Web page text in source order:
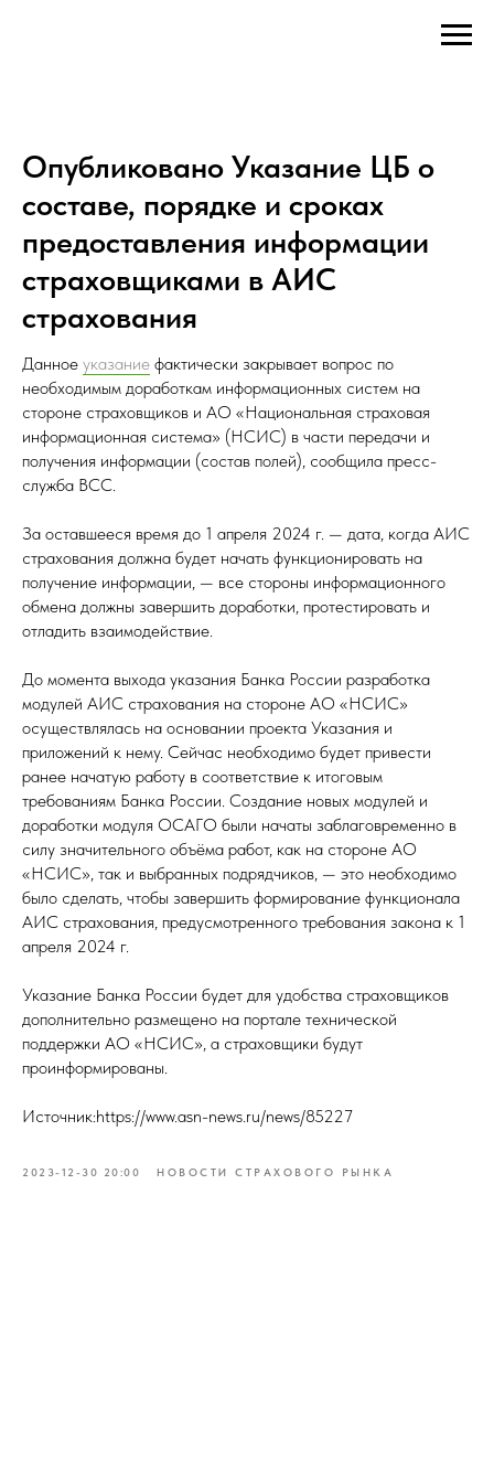
Опубликовано Указание ЦБ о
составе, порядке и сроках
предоставления информации
страховщиками в АИС
страхования
Данное указание фактически закрывает вопрос по
необходимым доработкам информационных систем на
стороне страховщиков и АО «Национальная страховая
информационная система» (НСИС) в части передачи и
получения информации (состав полей), сообщила пресс-
служба ВСС.
За оставшееся время до 1 апреля 2024 г. — дата, когда АИС
страхования должна будет начать функционировать на
получение информации, — все стороны информационного
обмена должны завершить доработки, протестировать и
отладить взаимодействие.
До момента выхода указания Банка России разработка
модулей АИС страхования на стороне АО «НСИС»
осуществлялась на основании проекта Указания и
приложений к нему. Сейчас необходимо будет привести
ранее начатую работу в соответствие к итоговым
требованиям Банка России. Создание новых модулей и
доработки модуля ОСАГО были начаты заблаговременно в
силу значительного объёма работ, как на стороне АО
«НСИС», так и выбранных подрядчиков, — это необходимо
было сделать, чтобы завершить формирование функционала
АИС страхования, предусмотренного требования закона к 1
апреля 2024 г.
Указание Банка России будет для удобства страховщиков
дополнительно размещено на портале технической
поддержки АО «НСИС», а страховщики будут
проинформированы.
Источник:https://www.asn-news.ru/news/85227
2023-12-30 20:00 НОВОСТИ СТРАХОВОГО РЫНКА